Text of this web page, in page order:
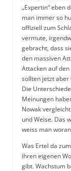
„Expertin“ eben
man immer so
offiziell zum
vermute,
gebracht, dass
den massiven
Attacken auf
sollten jetzt aber
Die
Meinungen
Nowak
und Weise. Das
weiss man
Was Ertel da
ihren eigenen
gibt. Wachstum